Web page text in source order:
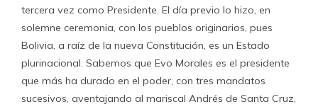
tercera vez como Presidente. El día previo lo hizo, en
solemne ceremonia, con los pueblos originarios, pues
Bolivia, a raíz de la nueva Constitución, es un Estado
plurinacional. Sabemos que Evo Morales es el presidente
que más ha durado en el poder, con tres mandatos
sucesivos, aventajando al mariscal Andrés de Santa Cruz,